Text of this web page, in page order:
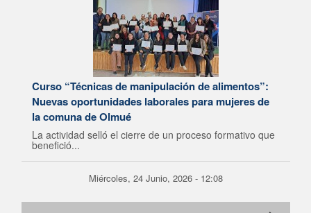
Curso “Técnicas de manipulación de alimentos”:
Nuevas oportunidades laborales para mujeres de
la comuna de Olmué
La actividad selló el cierre de un proceso formativo que
benefició...
Miércoles, 24 Junio, 2026 - 12:08